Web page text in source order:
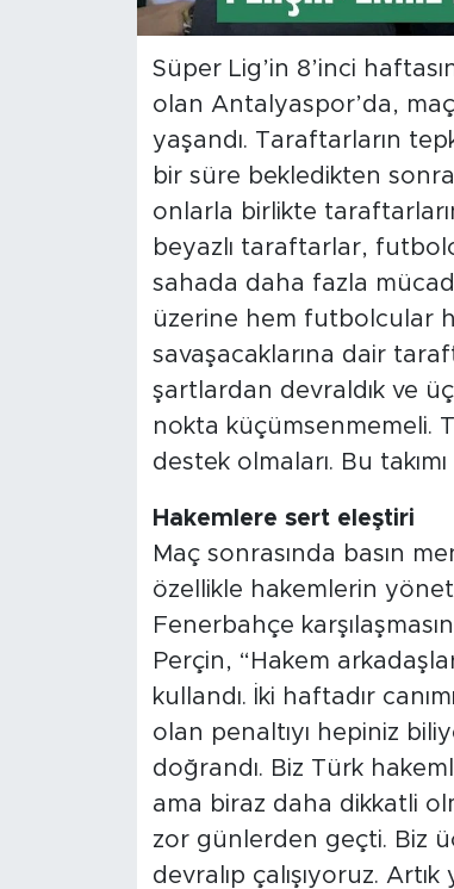
Süper Lig’in 8’inci
olan Antalyaspor’da,
yaşandı. Taraftarların
bir süre bekledikten
onlarla birlikte
beyazlı taraftarlar,
sahada daha fazla
üzerine hem futbolcular
savaşacaklarına dair
şartlardan devraldık ve
nokta küçümsenmemeli.
destek olmaları. Bu
Hakemlere sert eleştiri
Maç sonrasında basın
özellikle hakemlerin
Fenerbahçe
Perçin, “Hakem
kullandı. İki haftadır
olan penaltıyı hepiniz
doğrandı. Biz Türk
ama biraz daha dikkatli
zor günlerden geçti. Biz
devralıp çalışıyoruz.